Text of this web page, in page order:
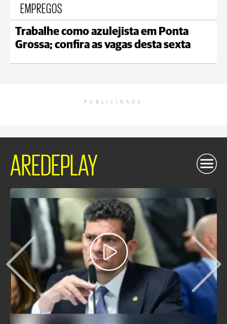
EMPREGOS
Trabalhe como azulejista em Ponta
Grossa; confira as vagas desta sexta
PUBLICIDADE
AREDEPLAY